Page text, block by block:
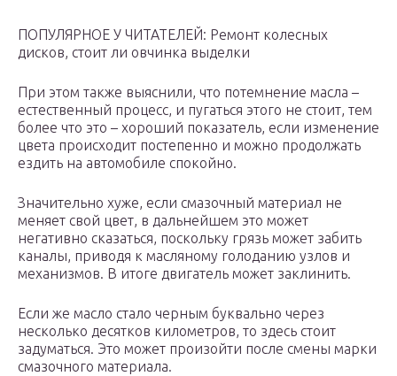
ПОПУЛЯРНОЕ У ЧИТАТЕЛЕЙ: Ремонт колесных
дисков, стоит ли овчинка выделки
При этом также выяснили, что потемнение масла –
естественный процесс, и пугаться этого не стоит, тем
более что это – хороший показатель, если изменение
цвета происходит постепенно и можно продолжать
ездить на автомобиле спокойно.
Значительно хуже, если смазочный материал не
меняет свой цвет, в дальнейшем это может
негативно сказаться, поскольку грязь может забить
каналы, приводя к масляному голоданию узлов и
механизмов. В итоге двигатель может заклинить.
Если же масло стало черным буквально через
несколько десятков километров, то здесь стоит
задуматься. Это может произойти после смены марки
смазочного материала.